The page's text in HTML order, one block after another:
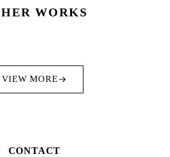
WORKS
VIEW MORE
CONTACT